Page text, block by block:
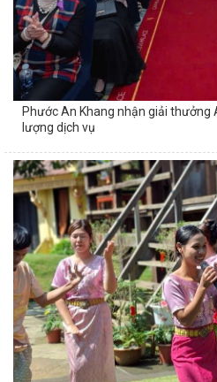
Phước An Khang nhận giải thưởng
lượng dịch vụ